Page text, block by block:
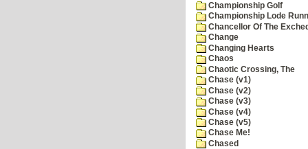
Championship Golf
Championship Lode
Chancellor Of The
Change
Changing Hearts
Chaos
Chaotic Crossing, The
Chase (v1)
Chase (v2)
Chase (v3)
Chase (v4)
Chase (v5)
Chase Me!
Chased